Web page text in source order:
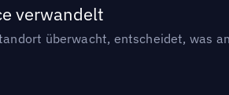
verwandelt
überwacht, entscheidet, was